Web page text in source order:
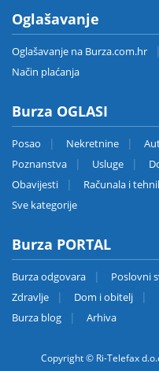
Oglašavanje
Oglašavanje na Burza.com.hr
Način plaćanja
Burza OGLASI
Posao Nekretnine
Poznanstva
Usluge
Obavijesti
Računala i
Sve kategorije
Burza PORTAL
Burza odgovara Poslovni
Zdravlje
Dom i obitelj
Burza blog
Arhiva
Copyright © Ri-Telefax